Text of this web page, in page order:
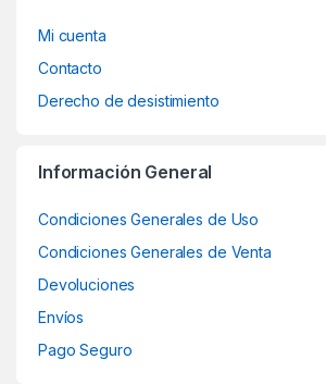
Mi cuenta
Contacto
Derecho de desistimiento
Información General
Condiciones Generales de Uso
Condiciones Generales de Venta
Devoluciones
Envíos
Pago Seguro